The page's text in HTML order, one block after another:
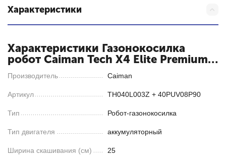
Характеристики
Характеристики Газонокосилка
робот Caiman Tech X4 Elite Premium
(TH040L003Z + 40PUV08P90)
Производитель Caiman
Артикул TH040L003Z + 40PUV08P90
Тип Робот-газонокосилка
Тип двигателя аккумуляторный
Ширина скашивания (см) 25